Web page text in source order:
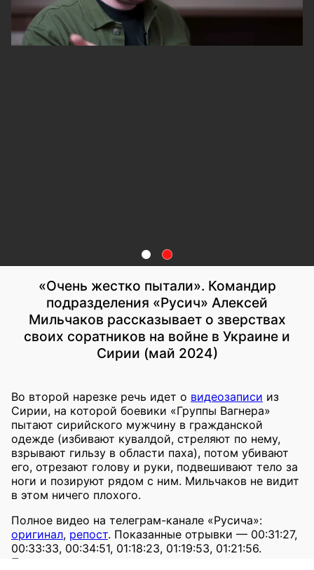
«Очень жестко пытали». Командир
подразделения «Русич» Алексей
Мильчаков рассказывает о зверствах
своих соратников на войне в Украине и
Сирии (май 2024)
Во второй нарезке речь идет о видеозаписи из
Сирии, на которой боевики «Группы Вагнера»
пытают сирийского мужчину в гражданской
одежде (избивают кувалдой, стреляют по нему,
взрывают гильзу в области паха), потом убивают
его, отрезают голову и руки, подвешивают тело за
ноги и позируют рядом с ним. Мильчаков не видит
в этом ничего плохого.
Полное видео на телеграм-канале «Русича»:
оригинал, репост. Показанные отрывки — 00:31:27,
00:33:33, 00:34:51, 01:18:23, 01:19:53, 01:21:56.
Полное видео есть также на страницах z-проекта